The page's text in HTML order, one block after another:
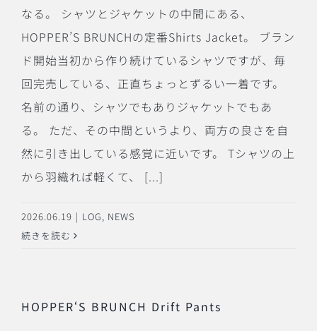
なる。 シャツとジャケットの中間にある、
HOPPER’S BRUNCHの定番Shirts Jacket。 ブラン
ド開始当初から作り続けているシャツですが、毎
回完売している、正直ちょっとずるい一着です。
名前の通り、シャツでもありジャケットでもあ
る。 ただ、その中間というより、両方の良さを自
然に引き出している感覚に近いです。 Tシャツの上
から羽織れば軽くて、 [...]
2026.06.19 | LOG, NEWS
続きを読む
HOPPER‘S BRUNCH Drift Pants